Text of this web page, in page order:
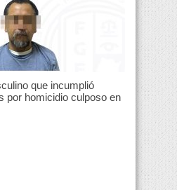
que incumplió
por homicidio culposo en